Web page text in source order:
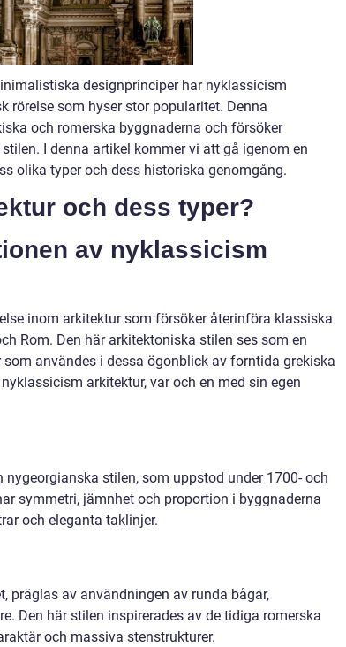
designprinciper har nyklassicism
rörelse som hyser stor popularitet. Denna
och romerska byggnaderna och försöker
I denna artikel kommer vi att gå igenom en
olika typer och dess historiska genomgång.
och dess typer?
av nyklassicism
inom arkitektur som försöker återinföra klassiska
Rom. Den här arkitektoniska stilen ses som en
användes i dessa ögonblick av forntida grekiska
arkitektur, var och en med sin egen
stilen, som uppstod under 1700- och
symmetri, jämnhet och proportion i byggnaderna
och eleganta taklinjer.
präglas av användningen av runda bågar,
Den här stilen inspirerades av de tidiga romerska
och massiva stenstrukturer.